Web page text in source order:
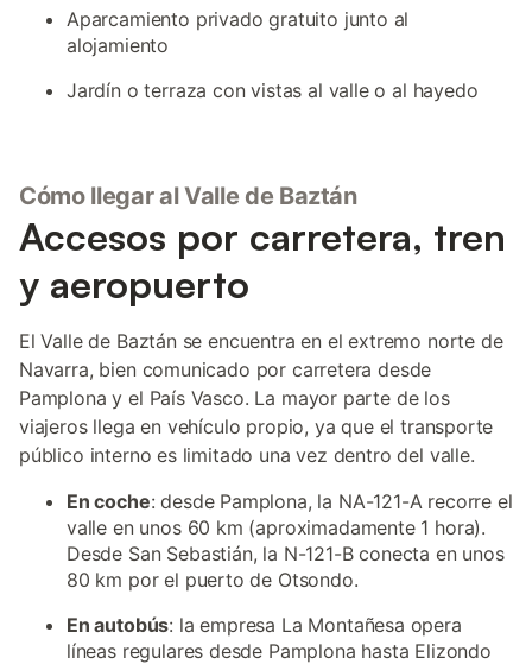
Aparcamiento privado gratuito junto al
alojamiento
Jardín o terraza con vistas al valle o al hayedo
Cómo llegar al Valle de Baztán
Accesos por carretera, tren
y aeropuerto
El Valle de Baztán se encuentra en el extremo norte de
Navarra, bien comunicado por carretera desde
Pamplona y el País Vasco. La mayor parte de los
viajeros llega en vehículo propio, ya que el transporte
público interno es limitado una vez dentro del valle.
En coche: desde Pamplona, la NA-121-A recorre el
valle en unos 60 km (aproximadamente 1 hora).
Desde San Sebastián, la N-121-B conecta en unos
80 km por el puerto de Otsondo.
En autobús: la empresa La Montañesa opera
líneas regulares desde Pamplona hasta Elizondo